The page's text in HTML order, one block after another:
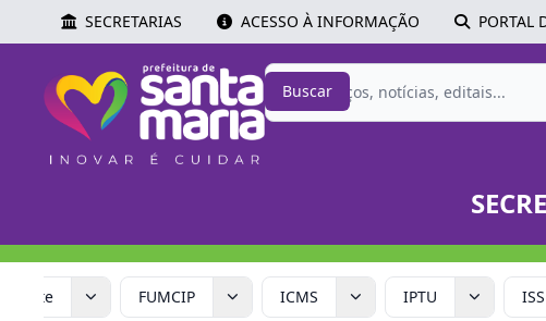
SECRETARIAS ACESSO À INFORMAÇÃO PORTAL
Buscar
FUMCIP ICMS IPTU ISS